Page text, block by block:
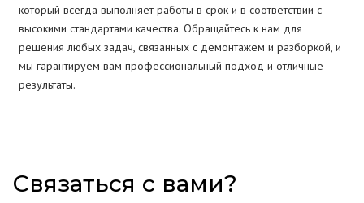
который всегда выполняет работы в срок и в соответствии с
высокими стандартами качества. Обращайтесь к нам для
решения любых задач, связанных с демонтажем и разборкой, и
мы гарантируем вам профессиональный подход и отличные
результаты.
Связаться с вами?